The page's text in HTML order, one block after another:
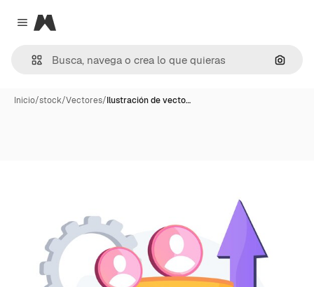
Close menu
Magnific
Inicio/stock/Vectores/Ilustración de vecto…